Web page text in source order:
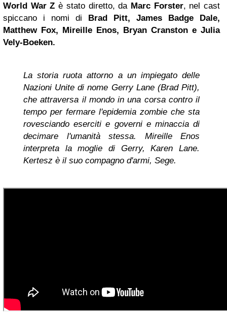
World War Z è stato diretto, da Marc Forster, nel cast
spiccano i nomi di Brad Pitt, James Badge Dale,
Matthew Fox, Mireille Enos, Bryan Cranston e Julia
Vely-Boeken.
La storia ruota attorno a un impiegato delle
Nazioni Unite di nome Gerry Lane (Brad Pitt),
che attraversa il mondo in una corsa contro il
tempo per fermare l'epidemia zombie che sta
rovesciando eserciti e governi e minaccia di
decimare l'umanità stessa. Mireille Enos
interpreta la moglie di Gerry, Karen Lane.
Kertesz è il suo compagno d'armi, Sege.